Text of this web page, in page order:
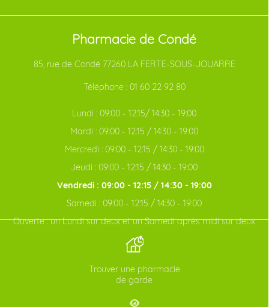
Pharmacie de Condé
85, rue de Condé 77260 LA FERTE-SOUS-JOUARRE
Téléphone : 01 60 22 92 80
Lundi : 09:00 - 12:15/ 14:30 - 19:00
Mardi : 09:00 - 12:15 / 14:30 - 19:00
Mercredi : 09:00 - 12:15 / 14:30 - 19:00
Jeudi : 09:00 - 12:15 / 14:30 - 19:00
Vendredi : 09:00 - 12:15 / 14:30 - 19:00
Samedi : 09:00 - 12:15 / 14:30 - 19:00
Ouverte : un Lundi sur deux et un Samedi après midi sur deux
Trouver une pharmacie
de garde